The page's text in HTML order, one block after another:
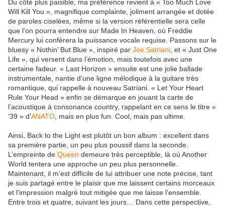
Du côté plus paisible, ma préférence revient à « Too Much Love
Will Kill You », magnifique complainte, joliment arrangée et dotée
de paroles ciselées, même si la version référentielle sera celle
que l’on pourra entendre sur Made In Heaven, où Freddie
Mercury lui confèrera la puissance vocale requise. Passons sur le
bluesy « Nothin’ But Blue », inspiré par Joe Satriani , et « Just One
Life », qui versent dans l’émotion, mais toutefois avec une
certaine fadeur. « Last Horizon » ensuite est une jolie ballade
instrumentale, nantie d’une ligne mélodique à la guitare très
romantique, qui rappelle à nouveau Satriani. « Let Your Heart
Rule Your Head » enfin se démarque en jouant la carte de
l’acoustique à consonance country, rappelant en ce sens le titre «
‘39 » d’ANATO , mais en plus fun. Cool, mais pas ultime.
Ainsi, Back to the Light est plutôt un bon album : excellent dans
sa première partie, un peu plus poussif dans la seconde.
L’empreinte de Queen demeure très perceptible, là où Another
World tentera une approche un peu plus personnelle.
Maintenant, il m’est difficile de lui attribuer une note précise, tant
je suis partagé entre le plaisir que me laissent certains morceaux
et l’impression malgré tout mitigée que me laisse l’ensemble.
Entre trois et quatre, suivant les jours… Dans cette perspective,